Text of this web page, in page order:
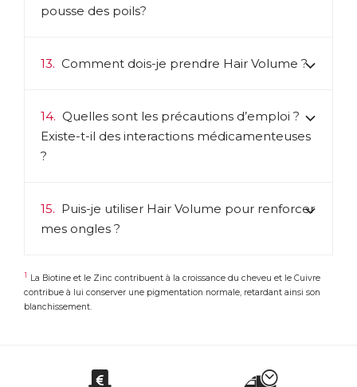
pousse des poils?
13. Comment dois-je prendre Hair Volume ?
14. Quelles sont les précautions d’emploi ?
Existe-t-il des interactions médicamenteuses
?
15. Puis-je utiliser Hair Volume pour renforcer
mes ongles ?
1
La Biotine et le Zinc contribuent à la croissance du cheveu et le Cuivre
contribue à lui conserver une pigmentation normale, retardant ainsi son
blanchissement.